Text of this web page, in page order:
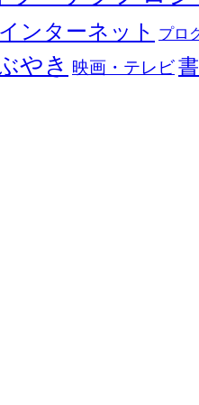
ンターネット プロ
やき 映画・テレビ